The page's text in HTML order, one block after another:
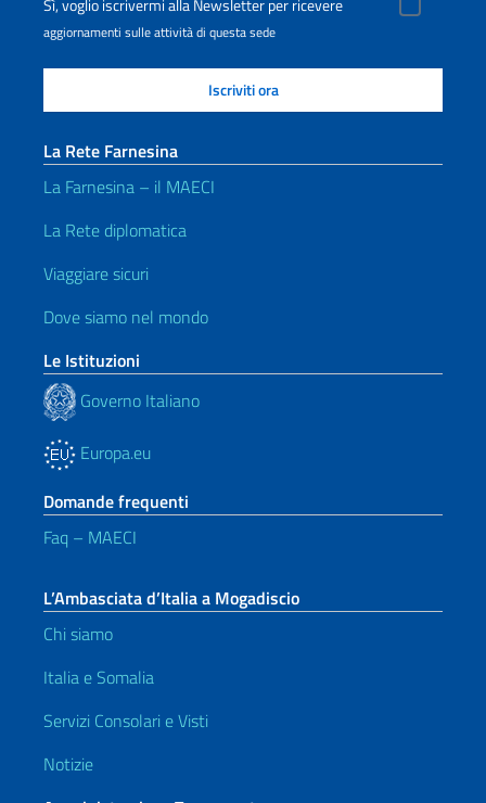
Sì, voglio iscrivermi alla Newsletter per ricevere
aggiornamenti sulle attività di questa sede
La Rete Farnesina
La Farnesina – il MAECI
La Rete diplomatica
Viaggiare sicuri
Dove siamo nel mondo
Le Istituzioni
Governo Italiano
Europa.eu
Domande frequenti
Faq – MAECI
L’Ambasciata d’Italia a Mogadiscio
Chi siamo
Italia e Somalia
Servizi Consolari e Visti
Notizie